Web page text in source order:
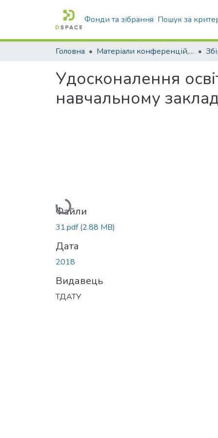
Фонди та зібрання Пошук за
Головна Матеріали конференцій, збірники ТДАТУ
Удосконалення
навчальному
Вантажиться...
Файли
31.pdf(2.88 MB)
Дата
2018
Видавець
ТДАТУ